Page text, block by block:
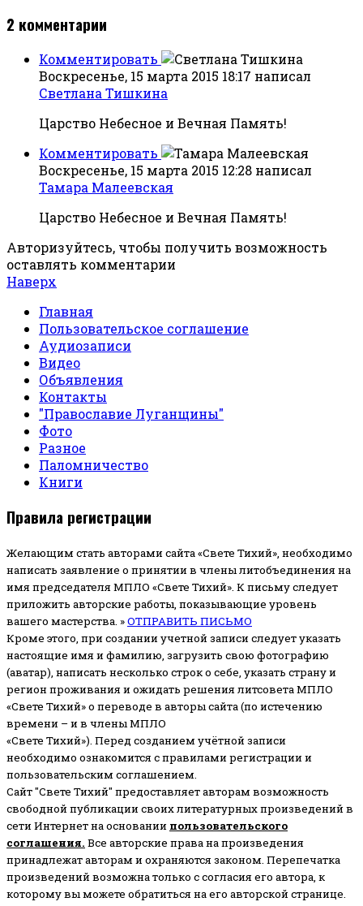
2 комментарии
Комментировать
Воскресенье, 15 марта 2015 18:17 написал
Светлана Тишкина
Царство Небесное и Вечная Память!
Комментировать
Воскресенье, 15 марта 2015 12:28 написал
Тамара Малеевская
Царство Небесное и Вечная Память!
Авторизуйтесь, чтобы получить возможность
оставлять комментарии
Наверх
Главная
Пользовательское соглашение
Аудиозаписи
Видео
Объявления
Контакты
"Православие Луганщины"
Фото
Разное
Паломничество
Книги
Правила регистрации
Желающим стать авторами сайта «Свете Тихий», необходимо
написать заявление о принятии в члены литобъединения на
имя председателя МПЛО «Свете Тихий». К письму следует
приложить авторские работы, показывающие уровень
вашего мастерства. »ОТПРАВИТЬ ПИСЬМО
Кроме этого, при создании учетной записи следует указать
настоящие имя и фамилию, загрузить свою фотографию
(аватар), написать несколько строк о себе, указать страну и
регион проживания и ожидать решения литсовета МПЛО
«Свете Тихий» о переводе в авторы сайта (по истечению
времени – и в члены МПЛО
«Свете Тихий»). Перед созданием учётной записи
необходимо ознакомится с правилами регистрации и
пользовательским соглашением.
Сайт "Свете Тихий" предоставляет авторам возможность
свободной публикации своих литературных произведений в
сети Интернет на основании пользовательского
соглашения. Все авторские права на произведения
принадлежат авторам и охраняются законом. Перепечатка
произведений возможна только с согласия его автора, к
которому вы можете обратиться на его авторской странице.